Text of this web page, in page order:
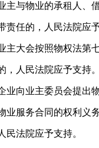
物业的承租人、借
责任的，人民法院应予
会按照物权法第七
，人民法院应予支持。
向业主委员会提出物
务合同的权利义务
民法院应予支持。